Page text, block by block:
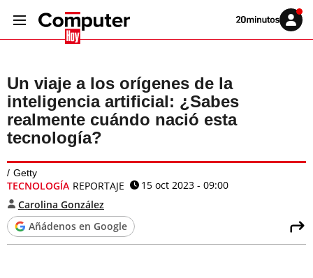
Volver
Iniciar
sesión
Un viaje a los orígenes de la
inteligencia artificial: ¿Sabes
realmente cuándo nació esta
tecnología?
Getty
TECNOLOGÍA REPORTAJE
15 oct 2023 - 09:00
Carolina González
Añádenos en Google